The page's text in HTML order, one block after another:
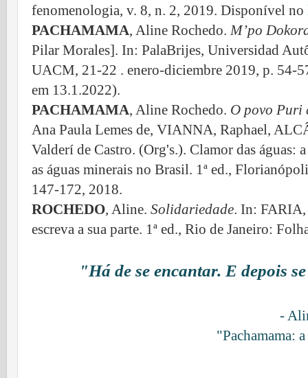
fenomenologia, v. 8, n. 2, 2019. Disponível no
PACHAMAMA, Aline Rochedo. M’po
Pilar Morales]. In: PalaBrijes, Universidad
UACM, 21-22 . enero-diciembre 2019, p. 54-
em 13.1.2022).
PACHAMAMA, Aline Rochedo. O povo Puri
Ana Paula Lemes de, VIANNA, Raphael,
Valderí de Castro. (Org's.). Clamor das águas:
as águas minerais no Brasil. 1ª ed.,
147-172, 2018.
ROCHEDO, Aline. Solidariedade. In:
escreva a sua parte. 1ª ed., Rio de Janeiro:
"Há de se encantar. E depois
-
"Pachamama: